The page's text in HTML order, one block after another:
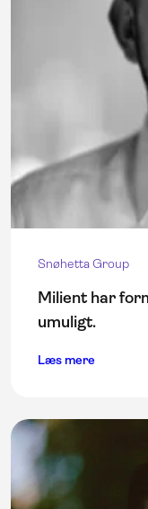
Snøhetta Group
Milient har
umuligt.
Læs mere